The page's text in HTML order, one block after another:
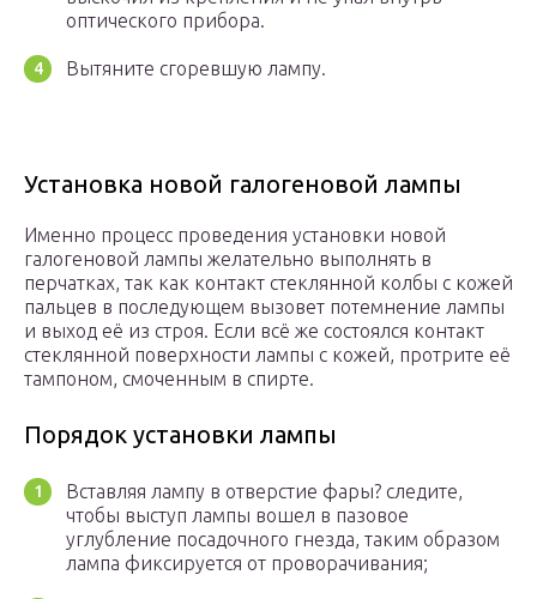
оптического прибора.
Вытяните сгоревшую лампу.
Установка новой галогеновой лампы
Именно процесс проведения установки новой
галогеновой лампы желательно выполнять в
перчатках, так как контакт стеклянной колбы с кожей
пальцев в последующем вызовет потемнение лампы
и выход её из строя. Если всё же состоялся контакт
стеклянной поверхности лампы с кожей, протрите её
тампоном, смоченным в спирте.
Порядок установки лампы
Вставляя лампу в отверстие фары? следите,
чтобы выступ лампы вошел в пазовое
углубление посадочного гнезда, таким образом
лампа фиксируется от проворачивания;